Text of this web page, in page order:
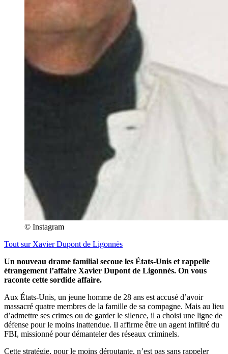
© Instagram
Tout sur Xavier Dupont de Ligonnès
Un nouveau drame familial secoue les États-Unis et rappelle
étrangement l’affaire Xavier Dupont de Ligonnès. On vous
raconte cette sordide affaire.
Aux États-Unis, un jeune homme de 28 ans est accusé d’avoir
massacré quatre membres de la famille de sa compagne. Mais au lieu
d’admettre ses crimes ou de garder le silence, il a choisi une ligne de
défense pour le moins inattendue. Il affirme être un agent infiltré du
FBI, missionné pour démanteler des réseaux criminels.
Cette stratégie, pour le moins déroutante, n’est pas sans rappeler